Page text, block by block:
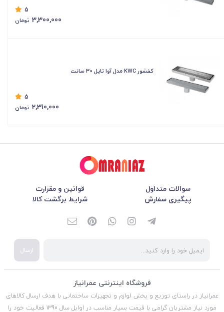
5
3,300,000 تومان
کفشور KWC مدل آوا تایل 30 سانت
5
2,310,000 تومان
سوالات متداول
قوانین و مقرارت
پیگیری سفارش
شرایط برگشت کالا
ارسال
فروشگاه اینترنتی عمرانیاز
عمرانیاز در راستای توزیع و پخش لوازم و تجهیزات ساختمانی با هدف ارسال کالاهای
مورد نیاز مشتریان گرامی با قیمت بسیار مناسب در اوایل سال 1390 فعالیت خود را